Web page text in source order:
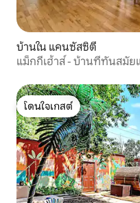
บ้านใน แคนซัสซิตี
แม็กกีเฮ้าส์ - บ้านที่ทันสมัย
โดนใจเกสต์
โดนใจเกสต์